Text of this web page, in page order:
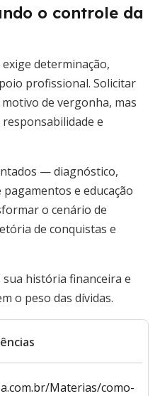
o controle da
determinação,
profissional. Solicitar
de vergonha, mas
e
— diagnóstico,
e educação
o cenário de
de conquistas e
história financeira e
o peso das dívidas.
Materias/como-